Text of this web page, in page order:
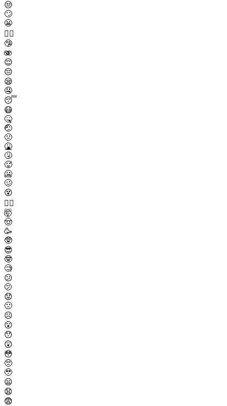
😒
🙄
😬
😮‍💨
🤥
🫨
😌
😔
😪
🤤
😴
😷
🤒
🤕
🤢
🤮
🤧
🥵
🥶
🥴
😵
😵‍💫
🤯
🤠
🥳
🥸
😎
🤓
🧐
😕
🫤
😟
🙁
☹️
😮
😯
😲
😳
🥺
🥹
😦
😧
😨